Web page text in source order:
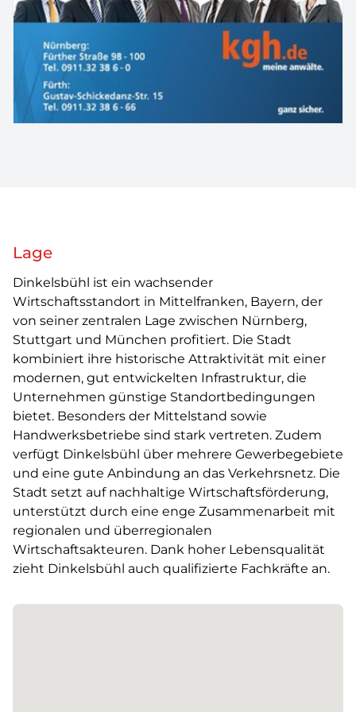
Lage
Dinkelsbühl ist ein wachsender
Wirtschaftsstandort in Mittelfranken, Bayern, der
von seiner zentralen Lage zwischen Nürnberg,
Stuttgart und München profitiert. Die Stadt
kombiniert ihre historische Attraktivität mit einer
modernen, gut entwickelten Infrastruktur, die
Unternehmen günstige Standortbedingungen
bietet. Besonders der Mittelstand sowie
Handwerksbetriebe sind stark vertreten. Zudem
verfügt Dinkelsbühl über mehrere Gewerbegebiete
und eine gute Anbindung an das Verkehrsnetz. Die
Stadt setzt auf nachhaltige Wirtschaftsförderung,
unterstützt durch eine enge Zusammenarbeit mit
regionalen und überregionalen
Wirtschaftsakteuren. Dank hoher Lebensqualität
zieht Dinkelsbühl auch qualifizierte Fachkräfte an.